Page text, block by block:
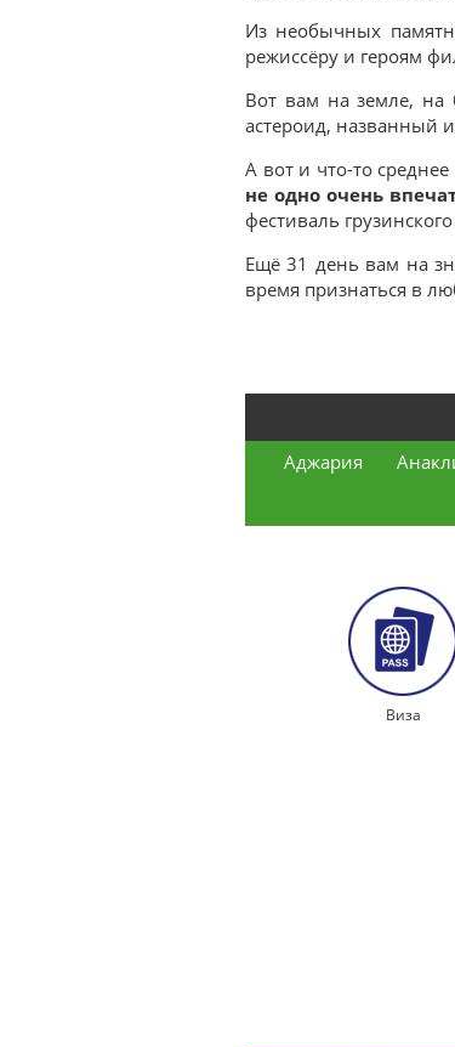
Из необычных
режиссёру и героям
Вот вам на земле, на
астероид, названный
А вот и что-то
не одно очень
фестиваль
Ещё 31 день вам на
время признаться в
Аджария
Виза